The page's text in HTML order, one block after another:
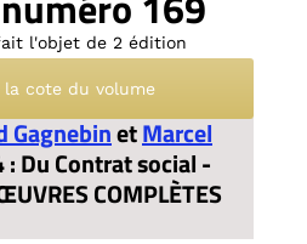
l'objet de 2 édition
GagnebinetMarcel
: Du Contrat social -
COMPLÈTES
la cote du volume